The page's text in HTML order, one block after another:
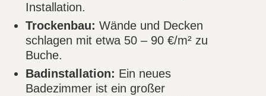
Installation.
Trockenbau: Wände und Decken
schlagen mit etwa 50 – 90 €/m² zu
Buche.
Badinstallation: Ein neues
Badezimmer ist ein großer